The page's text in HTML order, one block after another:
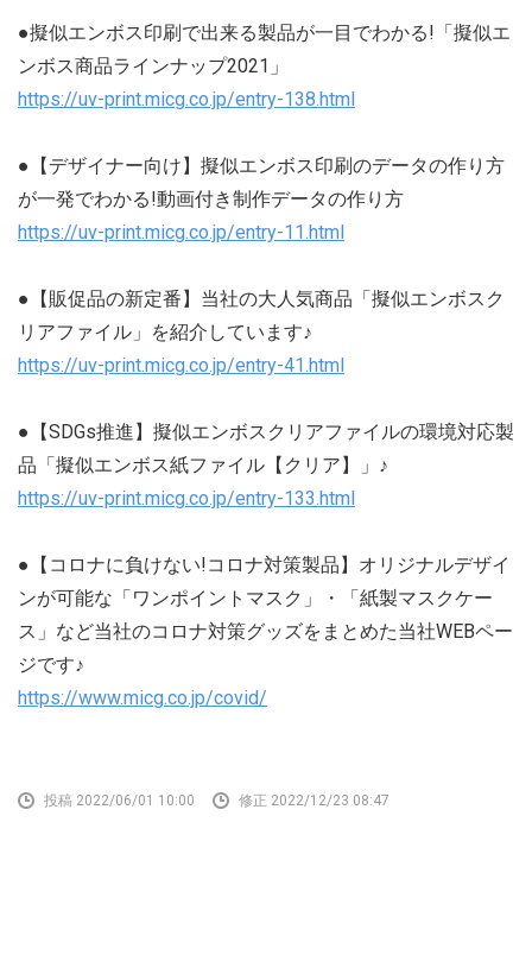
●擬似エンボス印刷で出来る製品が一目でわかる!「擬似エ
ンボス商品ラインナップ2021」
https://uv-print.micg.co.jp/entry-138.html
●【デザイナー向け】擬似エンボス印刷のデータの作り方
が一発でわかる!動画付き制作データの作り方
https://uv-print.micg.co.jp/entry-11.html
●【販促品の新定番】当社の大人気商品「擬似エンボスク
リアファイル」を紹介しています♪
https://uv-print.micg.co.jp/entry-41.html
●【SDGs推進】擬似エンボスクリアファイルの環境対応製
品「擬似エンボス紙ファイル【クリア】」♪
https://uv-print.micg.co.jp/entry-133.html
●【コロナに負けない!コロナ対策製品】オリジナルデザイ
ンが可能な「ワンポイントマスク」・「紙製マスクケー
ス」など当社のコロナ対策グッズをまとめた当社WEBペー
ジです♪
https://www.micg.co.jp/covid/
投稿 2022/06/01 10:00 修正 2022/12/23 08:47